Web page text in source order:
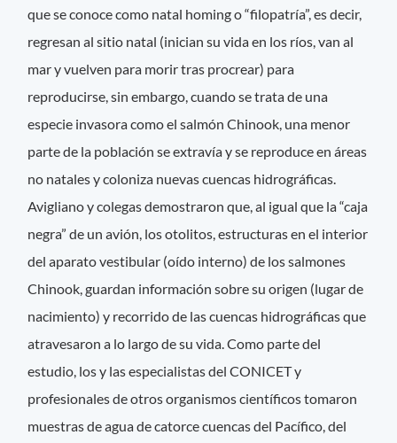
que se conoce como natal homing o “filopatría”, es decir,
regresan al sitio natal (inician su vida en los ríos, van al
mar y vuelven para morir tras procrear) para
reproducirse, sin embargo, cuando se trata de una
especie invasora como el salmón Chinook, una menor
parte de la población se extravía y se reproduce en áreas
no natales y coloniza nuevas cuencas hidrográficas.
Avigliano y colegas demostraron que, al igual que la “caja
negra” de un avión, los otolitos, estructuras en el interior
del aparato vestibular (oído interno) de los salmones
Chinook, guardan información sobre su origen (lugar de
nacimiento) y recorrido de las cuencas hidrográficas que
atravesaron a lo largo de su vida. Como parte del
estudio, los y las especialistas del CONICET y
profesionales de otros organismos científicos tomaron
muestras de agua de catorce cuencas del Pacífico, del